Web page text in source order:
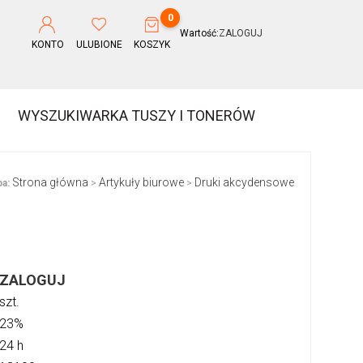
KONTO ULUBIONE
0
KOSZYK
Wartość:ZALOGUJ
WYSZUKIWARKA TUSZY I TONERÓW
Strona główna > Artykuły biurowe> Druki akcydensowe
ZALOGUJ
szt.
23%
24 h